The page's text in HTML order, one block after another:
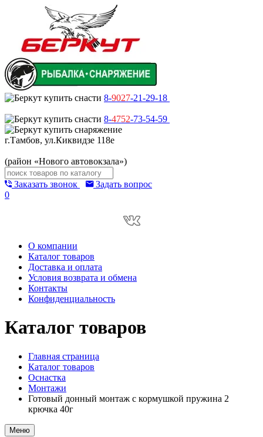
8-9027-21-29-18
8-4752-73-54-59
г.Тамбов, ул.Киквидзе 118е
(район «Нового автовокзала»)
Заказать звонок
Задать вопрос
0
О компании
Каталог товаров
Доставка и оплата
Условия возврата и обмена
Контакты
Конфиденциальность
Каталог товаров
Главная страница
Каталог товаров
Оснастка
Монтажи
Готовый донный монтаж с кормушкой пружина 2
крючка 40г
Меню